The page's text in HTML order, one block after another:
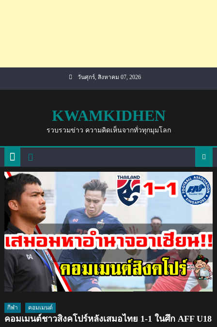
วันศุกร์, สิงหาคม 07, 2026
KWAMKIDHEN
รวบรวมข่าว ความคิดเห็นจากทั่วทุกมุมโลก
กีฬา คอมเมนต์
คอมเมนต์ชาวสิงคโปร์หลังเสมอไทย 1-1 ในศึก AFF U18